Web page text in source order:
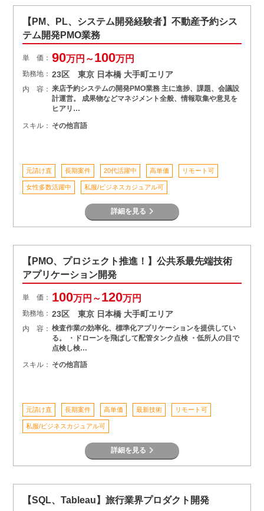
【PM、PL、システム開発経験者】不動産予約シス
テム開発PMO業務
単 価： 90万円～100万円
勤務地： 23区 東京 日本橋 大手町エリア
内 容： 来店予約システムの開発PMO業務 主に進捗、課題、会議設
計運営。 成果物などマネジメント全般、情報取集や意見を
ヒアリ…
スキル： その他言語
元請け直 長期案件 20代活躍中 高単価 リモート可
女性多数活躍中 私服/ビジネスカジュアル可
詳細を見る
【PMO、プロジェクト推進！】公共系最先端技術
アプリケーション開発
単 価： 100万円～120万円
勤務地： 23区 東京 日本橋 大手町エリア
内 容： 検査作業の効率化、標準化アプリケーションを提供してい
る。 ・ドローンを飛ばして配管タンク点検 ・低所人の目で
点検し検…
スキル： その他言語
元請け直 長期案件 高単価 最新技術 リモート可
私服/ビジネスカジュアル可
詳細を見る
【SQL、Tableau】旅行業界プロダクト開発